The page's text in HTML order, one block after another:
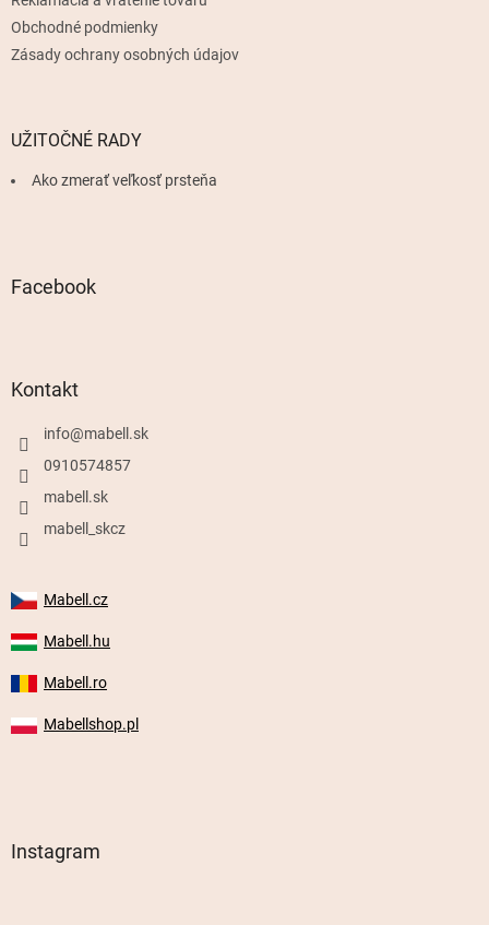
Obchodné podmienky
Zásady ochrany osobných údajov
UŽITOČNÉ RADY
Ako zmerať veľkosť prsteňa
Facebook
Kontakt
info@mabell.sk
0910574857
mabell.sk
mabell_skcz
Mabell.cz
Mabell.hu
Mabell.ro
Mabellshop.pl
Instagram